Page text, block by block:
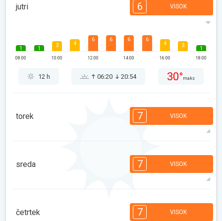
jutri 6 VISOK
1
08:00
1 3
10:00
4
6
12:00
6 6
14:00
6
4
16:00
3 1
18:00
12 h 06:20 20:54 30° maks
torek 7 VISOK
14:00
3
13 h 06:21 20:53 30°maks
sreda 7 VISOK
1
14:00
4 3
četrtek 7 VISOK